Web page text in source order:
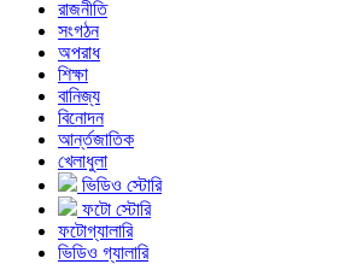
রাজনীতি
সংগঠন
অপরাধ
শিক্ষা
বানিজ্য
বিনোদন
আর্ন্তজাতিক
খেলাধুলা
ভিডিও স্টোরি
ফটো স্টোরি
ফটোগ্যালারি
ভিডিও গ্যালারি